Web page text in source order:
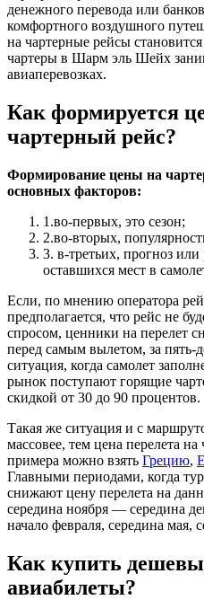
денежного перевода или
комфортного воздушного
на чартерные рейсы
чартеры в Шарм эль Шейх
авиаперевозках.
Как формируется
чартерный рейс?
Формирование цены на
основных факторов:
1.во-первых, это сезон;
2.во-вторых,
3. в-третьих, прогноз или
оставшихся мест в
Если, по мнению оператора
предполагается, что рейс не
спросом, ценники на перелет
перед самым вылетом, за пять-
ситуация, когда самолет
рынок поступают горящие
скидкой от 30 до 90 процентов.
Такая же ситуация и с
массовее, тем цена перелета
примера можно взять Грецию,
Главными периодами, когда
снижают цену перелета на
середина ноября — середина
начало февраля, середина мая,
Как купить
авиабилеты?